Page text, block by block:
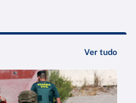
Ver tudo